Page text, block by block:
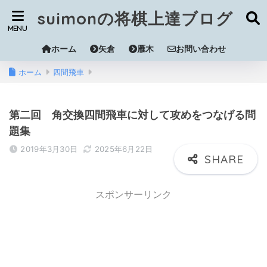
suimonの将棋上達ブログ
ホーム 矢倉 雁木 お問い合わせ
ホーム 四間飛車
第二回 角交換四間飛車に対して攻めをつなげる問
題集
2019年3月30日 2025年6月22日
スポンサーリンク